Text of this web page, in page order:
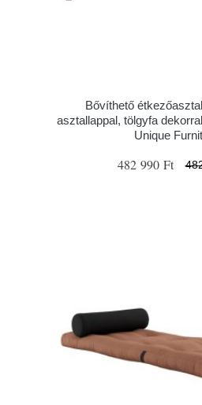
Bővíthető
asztallappal, tölgyfa
Unique
482 990 Ft